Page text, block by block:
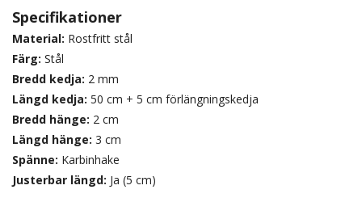
Specifikationer
Material: Rostfritt stål
Färg: Stål
Bredd kedja: 2 mm
Längd kedja: 50 cm + 5 cm förlängningskedja
Bredd hänge: 2 cm
Längd hänge: 3 cm
Spänne: Karbinhake
Justerbar längd: Ja (5 cm)